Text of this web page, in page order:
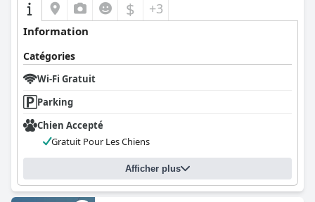
$ +3
Information
Catégories
Wi-Fi Gratuit
Parking
Chien Accepté
Gratuit Pour Les Chiens
Afficher plus